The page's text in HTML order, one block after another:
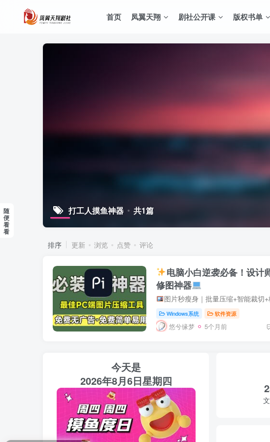
首页 凤翼天翔 剧社公开课 版权书单
打工人摸鱼神器 共1篇
排序 更新 浏览 点赞 评论
电脑小白逆袭必备！设计
修图神器
图片秒瘦身｜批量压缩+智能裁切
Windows系统 软件资源
悠兮缘梦 5个月前
今天是
2026年8月6日星期四
随
便
看
看